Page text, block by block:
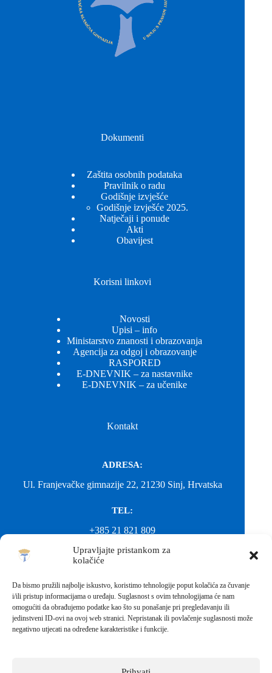
Upravljajte pristankom za
kolačiće
Da bismo pružili najbolje iskustvo, koristimo tehnologije poput kolačića za čuvanje
i/ili pristup informacijama o uređaju. Suglasnost s ovim tehnologijama će nam
omogućiti da obrađujemo podatke kao što su ponašanje pri pregledavanju ili
jedinstveni ID-ovi na ovoj web stranici. Nepristanak ili povlačenje suglasnosti može
negativno utjecati na određene karakteristike i funkcije.
Dokumenti
Zaštita osobnih podataka
Pravilnik o radu
Godišnje izvješće
Godišnje izvješće 2025.
Natječaji i ponude
Akti
Obavijest
Korisni linkovi
Novosti
Upisi – info
Ministarstvo znanosti i obrazovanja
Agencija za odgoj i obrazovanje
RASPORED
E-DNEVNIK – za nastavnike
E-DNEVNIK – za učenike
Kontakt
ADRESA:
Ul. Franjevačke gimnazije 22, 21230 Sinj, Hrvatska
TEL:
+385 21 821 809
EMAIL:
EMAIL:
fkgsinj@gmail.com
Svako neovlašteno preuzimanje fotografija i sadržaja s ove web